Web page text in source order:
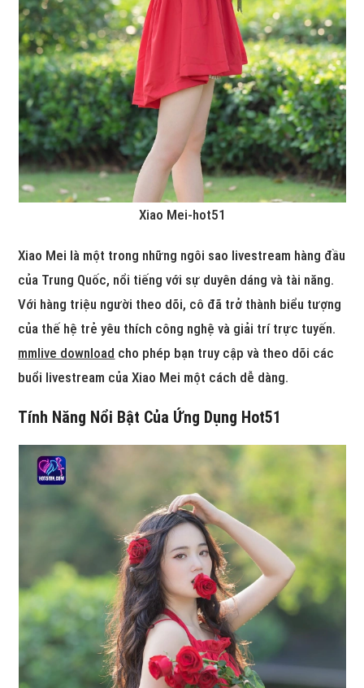
Xiao Mei-hot51
Xiao Mei là một trong những ngôi sao livestream hàng đầu
của Trung Quốc, nổi tiếng với sự duyên dáng và tài năng.
Với hàng triệu người theo dõi, cô đã trở thành biểu tượng
của thế hệ trẻ yêu thích công nghệ và giải trí trực tuyến.
mmlive download cho phép bạn truy cập và theo dõi các
buổi livestream của Xiao Mei một cách dễ dàng.
Tính Năng Nổi Bật Của Ứng Dụng Hot51